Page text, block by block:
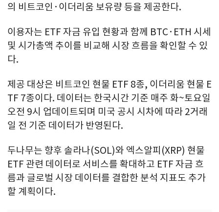
의 비트코인·이더리움 보유량 등을 제공한다.
이용자는 ETF 자금 유입 현황과 함께 BTC·ETH 시세
및 시가총액 추이를 비교해 시장 흐름을 확인할 수 있
다.
제공 대상은 비트코인 현물 ETF 8종, 이더리움 현물 E
TF 7종이다. 데이터는 한국시간 기준 매주 화~토요일
오전 9시 업데이트되며 미국 공시 시차에 따라 2거래
일 전 기준 데이터가 반영된다.
두나무는 향후 솔라나(SOL)와 엑스알피(XRP) 현물
ETF 관련 데이터로 서비스를 확대하고 ETF 자금 흐
름과 글로벌 시장 데이터를 결합한 분석 지표도 추가
할 계획이다.